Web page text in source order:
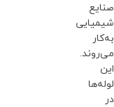
صنایع
شیمیایی
به‌کار
می‌روند.
این
لوله‌ها
در